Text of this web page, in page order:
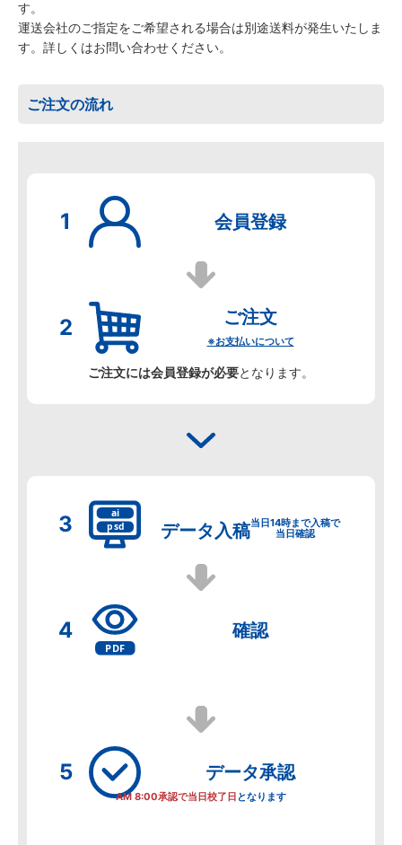
す。
運送会社のご指定をご希望される場合は別途送料が発生いたしま
す。詳しくはお問い合わせください。
ご注文の流れ
会員登録
ご注文
※お支払いについて
ご注文には会員登録が必要となります。
データ入稿当日14時まで入稿で
当日確認
確認
データ承認
AM 8:00承認で当日校了日 となります